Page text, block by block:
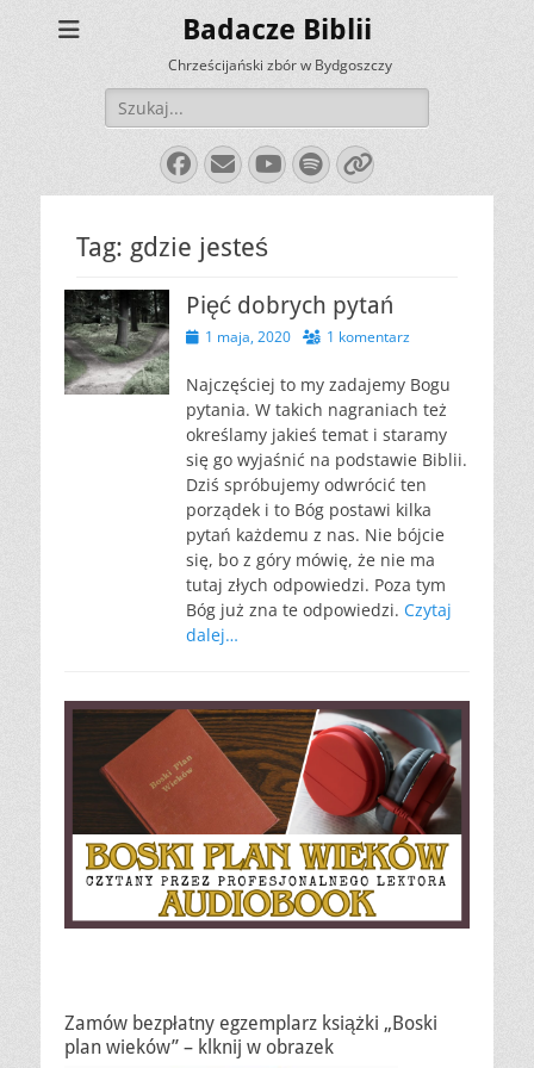
Badacze Biblii
Chrześcijański zbór w Bydgoszczy
Szukaj:
Facebook
E-
mail
YouTube
Spotify
Link
Tag: gdzie jesteś
Pięć dobrych pytań
Opublikowano
1 maja, 2020 1 komentarz
Najczęściej to my zadajemy Bogu
pytania. W takich nagraniach też
określamy jakieś temat i staramy
się go wyjaśnić na podstawie Biblii.
Dziś spróbujemy odwrócić ten
porządek i to Bóg postawi kilka
pytań każdemu z nas. Nie bójcie
się, bo z góry mówię, że nie ma
tutaj złych odpowiedzi. Poza tym
Bóg już zna te odpowiedzi. Czytaj
dalej…
Zamów bezpłatny egzemplarz książki „Boski
plan wieków” – klknij w obrazek